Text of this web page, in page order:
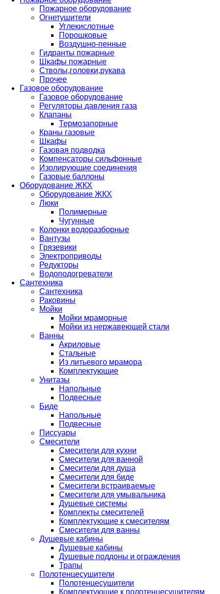
Пожарное оборудование
Огнетушители
Углекислотные
Порошковые
Воздушно-пенные
Гидранты пожарные
Шкафы пожарные
Стволы,головки,рукава
Прочее
Газовое оборудование
Газовое оборудование
Регуляторы давления газа
Клапаны
Термозапорные
Краны газовые
Шкафы
Газовая подводка
Компенсаторы сильфонные
Изолирующие соединения
Газовые баллоны
Оборудование ЖКХ
Оборудование ЖКХ
Люки
Полимерные
Чугунные
Колонки водоразборные
Вантузы
Грязевики
Электроприводы
Редукторы
Водоподогреватели
Сантехника
Сантехника
Раковины
Мойки
Мойки мраморные
Мойки из нержавеющей стали
Ванны
Акриловые
Стальные
Из литьевого мрамора
Комплектующие
Унитазы
Напольные
Подвесные
Биде
Напольные
Подвесные
Писсуары
Смесители
Смесители для кухни
Смесители для ванной
Смесители для душа
Смесители для биде
Смесители встраиваемые
Смесители для умывальника
Душевые системы
Комплекты смесителей
Комплектующие к смесителям
Смесители для ванны
Душевые кабины
Душевые кабины
Душевые поддоны и ограждения
Трапы
Полотенцесушители
Полотенцесушители
Комплектующие к полотенцесушителям